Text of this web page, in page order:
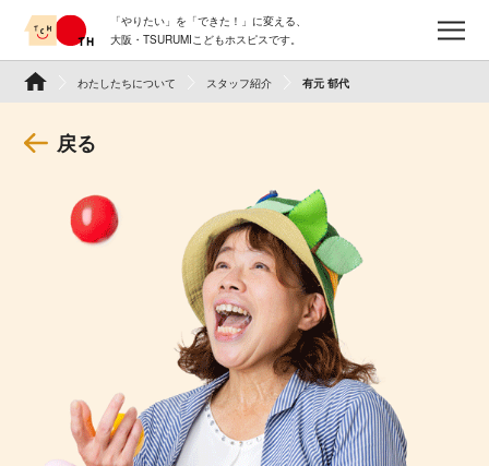
content
「やりたい」を「できた！」に変える、
大阪・TSURUMIこどもホスピスです。
TSURUMI こどもホスピス
わたしたちについて スタッフ紹介 有元 郁代
戻る